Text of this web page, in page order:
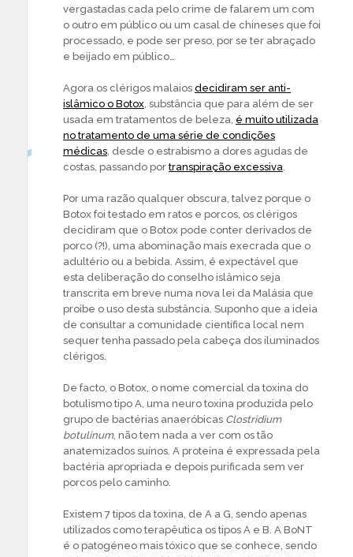
vergastadas cada pelo crime de falarem um com
o outro em público ou um casal de chineses que foi
processado, e pode ser preso, por se ter abraçado
e beijado em público…
Agora os clérigos malaios decidiram ser anti-
islâmico o Botox, substância que para além de ser
usada em tratamentos de beleza, é muito utilizada
no tratamento de uma série de condições
médicas, desde o estrabismo a dores agudas de
costas, passando portranspiração excessiva.
Por uma razão qualquer obscura, talvez porque o
Botox foi testado em ratos e porcos, os clérigos
decidiram que o Botox pode conter derivados de
porco (?!), uma abominação mais execrada que o
adultério ou a bebida. Assim, é expectável que
esta deliberação do conselho islâmico seja
transcrita em breve numa nova lei da Malásia que
proibe o uso desta substância. Suponho que a ideia
de consultar a comunidade científica local nem
sequer tenha passado pela cabeça dos iluminados
clérigos.
De facto, o Botox, o nome comercial da toxina do
botulismo tipo A, uma neuro toxina produzida pelo
grupo de bactérias anaeróbicas Clostridium
botulinum, não tem nada a ver com os tão
anatemizados suínos. A proteína é expressada pela
bactéria apropriada e depois purificada sem ver
porcos pelo caminho.
Existem 7 tipos da toxina, de A a G, sendo apenas
utilizados como terapêutica os tipos A e B. A BoNT
é o patogéneo mais tóxico que se conhece, sendo